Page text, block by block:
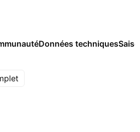
Données techniques